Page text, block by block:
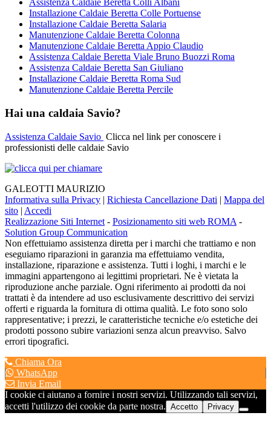
Assistenza Caldaie Beretta Colli Albani
Installazione Caldaie Beretta Colle Portuense
Installazione Caldaie Beretta Salaria
Manutenzione Caldaie Beretta Colonna
Manutenzione Caldaie Beretta Appio Claudio
Assistenza Caldaie Beretta Viale Bruno Buozzi Roma
Assistenza Caldaie Beretta San Giuliano
Installazione Caldaie Beretta Roma Sud
Manutenzione Caldaie Beretta Percile
Hai una caldaia Savio?
Assistenza Caldaie Savio Clicca nel link per conoscere i
professionisti delle caldaie Savio
GALEOTTI MAURIZIO
Informativa sulla Privacy | Richiesta Cancellazione Dati | Mappa del
sito | Accedi
Realizzazione Siti Internet - Posizionamento siti web ROMA -
Solution Group Communication
Non effettuiamo assistenza diretta per i marchi che trattiamo e non
eseguiamo riparazioni in garanzia ma effettuiamo vendita,
installazione, riparazione e assistenza. Tutti i loghi, i marchi e le
immagini appartengono ai legittimi proprietari. Ne è vietata la
riproduzione anche parziale. Ogni riferimento ai prodotti da noi
trattati è da intendere ad uso esclusivamente descrittivo dei servizi
offerti e riguarda la fornitura di ottima qualità. Le foto sono solo
rappresentative; i prezzi, le caratteristiche tecniche e/o estetiche dei
prodotti possono subire variazioni senza alcun preavviso. Salvo
errori tipografici.
Chiama Ora
WhatsApp
Invia Email
I cookie ci aiutano a fornire i nostri servizi. Utilizzando tali servizi,
accetti l'utilizzo dei cookie da parte nostra. Accetto Privacy